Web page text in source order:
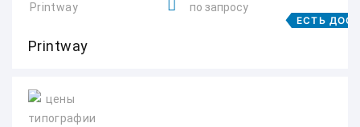
‎Printway
по запросу
ЕСТЬ